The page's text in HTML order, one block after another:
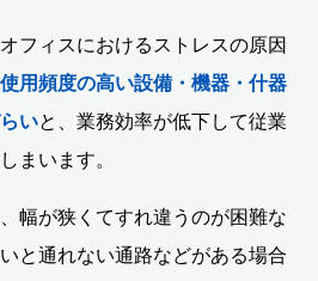
フィスにおけるストレスの原因
使用頻度の高い設備・機器・什器
いと、業務効率が低下して従業
まいます。
幅が狭くてすれ違うのが困難な
と通れない通路などがある場合